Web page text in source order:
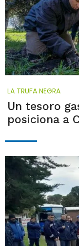
LA TRUFA NEGRA
Un tesoro
posiciona a